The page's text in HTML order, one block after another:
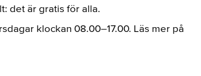
det är gratis för alla.
klockan 08.00–17.00. Läs mer på